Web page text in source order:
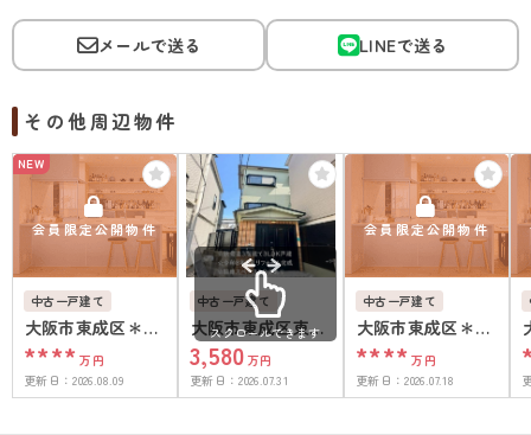
メールで送る LINEで送る
その他周辺物件
会員限定公開物件
NEW
中古一戸建て
大阪市東成区＊＊
＊＊
**** 万円
更新日：2026.08.09
中古一戸建て
大阪市東成区東今
里３丁目
3,580 万円
更新日：2026.07.31
会員限定公開物件
中古一戸建て
大阪市東成区＊＊
＊＊
**** 万円
更新日：2026.07.18
スクロールできます